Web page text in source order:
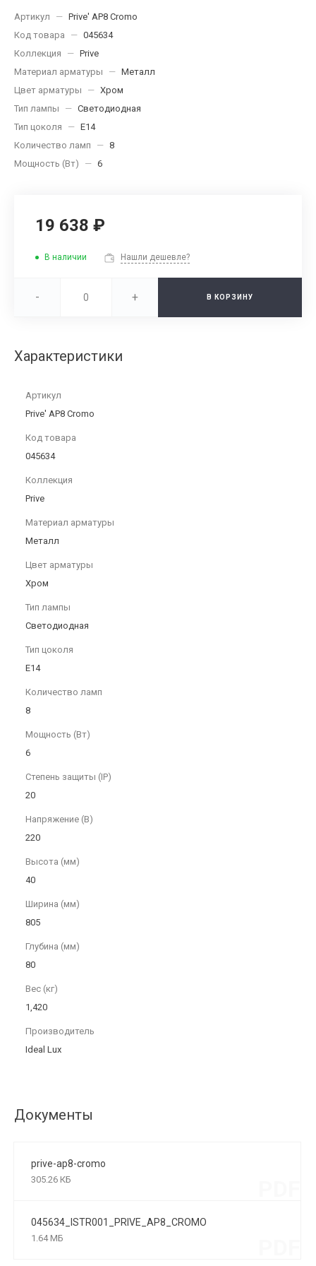
Артикул — Prive' AP8 Cromo
Код товара
— 045634
Коллекция
— Prive
Материал арматуры
— Металл
Цвет арматуры
— Хром
Тип лампы
— Светодиодная
Тип цоколя
— E14
Количество ламп
— 8
Мощность (Вт)
— 6
19 638 ₽
В наличии Нашли дешевле?
- + В КОРЗИНУ
Характеристики
Артикул
Prive' AP8 Cromo
Код товара
045634
Коллекция
Prive
Материал арматуры
Металл
Цвет арматуры
Хром
Тип лампы
Светодиодная
Тип цоколя
E14
Количество ламп
8
Мощность (Вт)
6
Степень защиты (IP)
20
Напряжение (В)
220
Высота (мм)
40
Ширина (мм)
805
Глубина (мм)
80
Вес (кг)
1,420
Производитель
Ideal Lux
Документы
prive-ap8-cromo
305.26 КБ
045634_ISTR001_PRIVE_AP8_CROMO
1.64 МБ